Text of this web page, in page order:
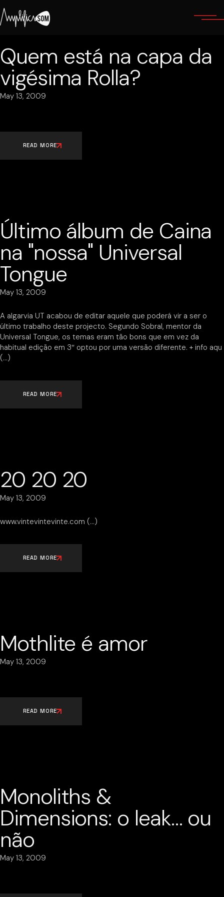
to
the
content
Quem está na capa da
vigésima Rolla?
May 13, 2009
READ MORE
Último álbum de Caina
na "nossa" Universal
Tongue
May 13, 2009
A algarvia UT acabou de editar aquele que poderá vir a ser o
último trabalho deste projecto. Segundo Sobral, mentor da
Universal Tongue, os temas eram tão bons que em vez da
habitual edição em 3″ optou por uma versão diferente. + info aqu
READ MORE
20 20 20
May 13, 2009
www.vintevintevinte.com
READ MORE
Mothlite é amor
May 13, 2009
READ MORE
Monoliths &
Dimensions: o leak… ou
não
May 13, 2009